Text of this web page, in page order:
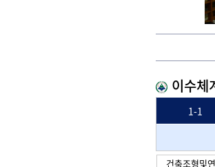
이수체
1-1
건축조형및